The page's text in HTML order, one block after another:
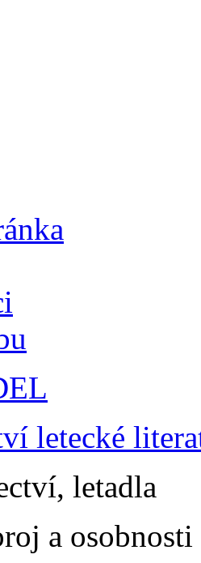
letecké
letadla
a osobnosti